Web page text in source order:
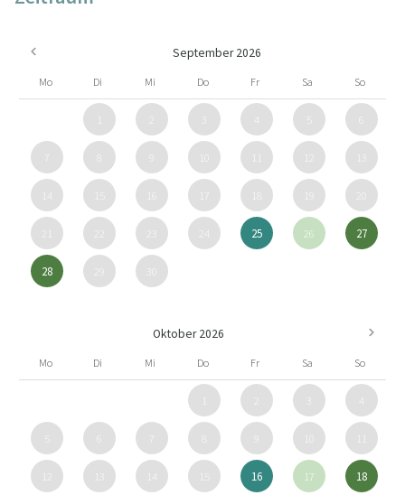
September 2026
Mo Di Mi Do Fr Sa So
25 26 27
28
Oktober 2026
Mo Di Mi Do Fr Sa So
16 17 18